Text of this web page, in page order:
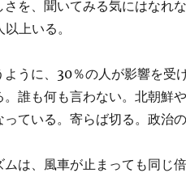
を、聞いてみる気にはなれ
上いる。
うに、30％の人が影響を受
誰も何も言わない。北朝鮮
ている。寄らば切る。政治の
は、風車が止まっても同じ